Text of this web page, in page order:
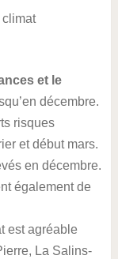
climat
et le
décembre.
risques
et début mars.
en décembre.
également de
est agréable
La Salins-